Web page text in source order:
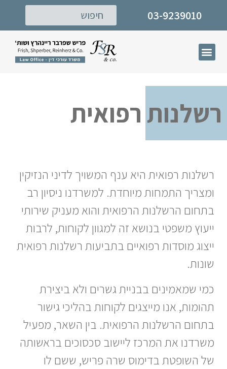
03-9239010
רשלנות רפואית
רשלנות רפואית היא ענף המשויך לדיני הנזיקין
ומצריך התמחות מיוחדת. למשרדנו ניסיון רב
בתחום הרשלנות הרפואית והוא מעניק שירותי
ייעוץ משפטי בנושא זה למגוון לקוחות, לרבות
ייצוג מוסדות רפואיים בתביעות רשלנות רפואית
שונות.
כמי שמאמינים בבניית גשרים ולא ביצירת
תהומות, אנו מייצגים לקוחות בהליכי גישור
בתחום הרשלנות הרפואית. בין השאר, מפעיל
משרדנו את המרכז ליישוב סכסוכים בראשותה
של השופטת בדימוס שרה פריש, ששם לו